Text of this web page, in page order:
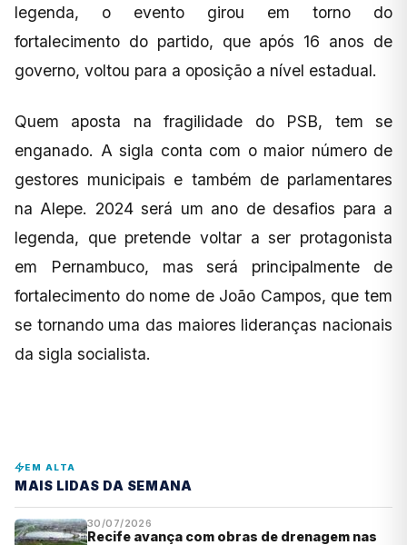
legenda, o evento girou em torno do
fortalecimento do partido, que após 16 anos de
governo, voltou para a oposição a nível estadual.
Quem aposta na fragilidade do PSB, tem se
enganado. A sigla conta com o maior número de
gestores municipais e também de parlamentares
na Alepe. 2024 será um ano de desafios para a
legenda, que pretende voltar a ser protagonista
em Pernambuco, mas será principalmente de
fortalecimento do nome de João Campos, que tem
se tornando uma das maiores lideranças nacionais
da sigla socialista.
EM ALTA
MAIS LIDAS DA SEMANA
30/07/2026
Recife avança com obras de drenagem nas